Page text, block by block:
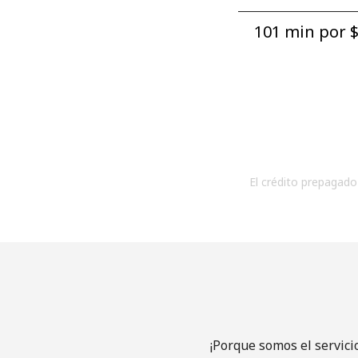
101 min por
El crédito
¡Porque somos el